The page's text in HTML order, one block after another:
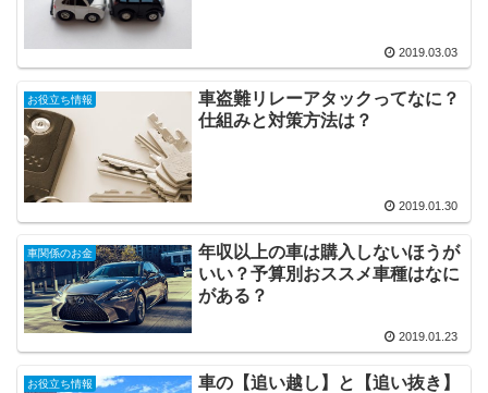
2019.03.03
お役立ち情報
車盗難リレーアタックってなに？
仕組みと対策方法は？
2019.01.30
車関係のお金
年収以上の車は購入しないほうが
いい？予算別おススメ車種はなに
がある？
2019.01.23
お役立ち情報
車の【追い越し】と【追い抜き】